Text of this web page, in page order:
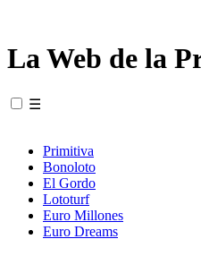
La Web de la
☰
Primitiva
Bonoloto
El Gordo
Lototurf
Euro Millones
Euro Dreams